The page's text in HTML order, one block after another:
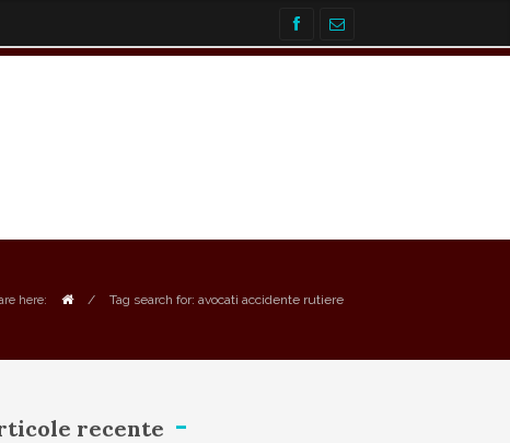
here: / Tag search for: avocati accidente rutiere
recente